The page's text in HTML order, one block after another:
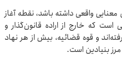
واقعی داشته باشد، نقطه آغاز
است که خارج از اراده قانون‌گذار و
و قوه قضائیه، بیش از هر نهاد
بنیادین است.